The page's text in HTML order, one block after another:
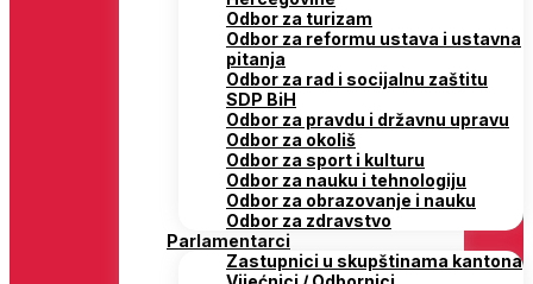
Odbor za turizam
Odbor za reformu ustava i ustavna
pitanja
Odbor za rad i socijalnu zaštitu
SDP BiH
Odbor za pravdu i državnu upravu
Odbor za okoliš
Odbor za sport i kulturu
Odbor za nauku i tehnologiju
Odbor za obrazovanje i nauku
Odbor za zdravstvo
Parlamentarci
Zastupnici u skupštinama kantona